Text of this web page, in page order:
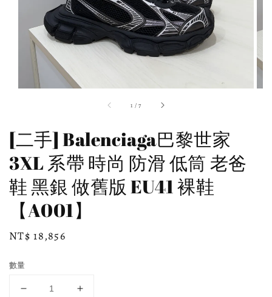
1 /7
[二手] Balenciaga巴黎世家
3XL 系帶 時尚 防滑 低筒 老爸
鞋 黑銀 做舊版 EU41 裸鞋
【A001】
Regular
NT$ 18,856
數量